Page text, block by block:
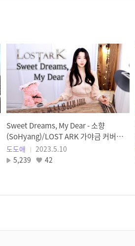
Sweet Dreams, My Dear - 소향
(SoHyang)/LOST ARK 가야금 커버
연주 국악 버전 Cover by, 도도애
도도애
2023.5.10
5,239
42